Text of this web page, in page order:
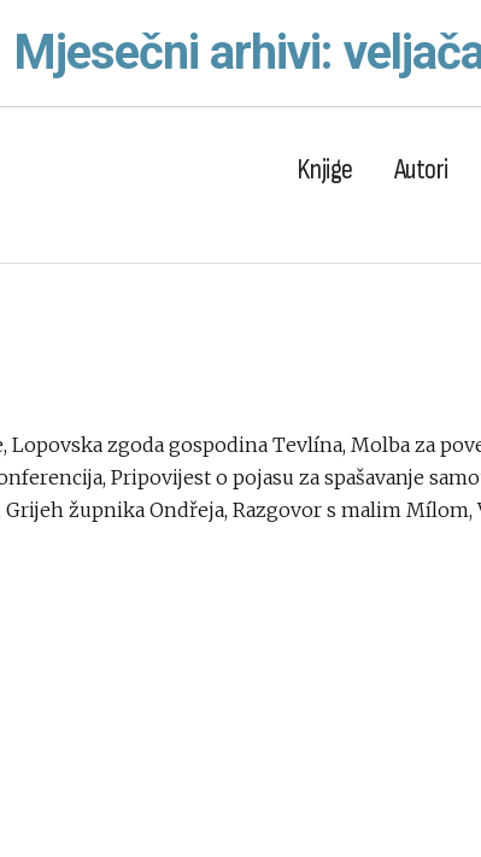
Knjige Autori
Mjesečni arhivi:
zgoda gospodina Tevlína, Molba za
Pripovijest o pojasu za spašavanje
župnika Ondřeja, Razgovor s malim Mílom,